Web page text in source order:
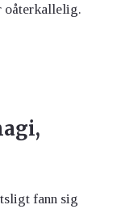
oåterkallelig.
fann sig